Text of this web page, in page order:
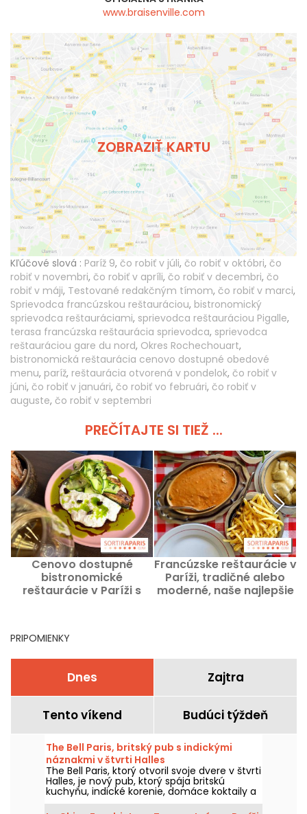
www.braisenville.com
ZOBRAZIŤ KARTU
Kľúčové slová : Paríž 9, čo robiť v júli, čo robiť v októbri, čo
robiť v novembri, čo robiť v apríli, čo robiť v decembri, čo
robiť v máji, Testované redakčným tímom, čo robiť v marci,
Sprievodca francúzskou reštauráciou, bistronomický
sprievodca reštauráciami, sprievodca reštauráciou Pigalle,
terasa francúzska reštaurácia sprievodca, sprievodca
reštauráciou gare du nord, Okres Rochechouart,
bistronomická reštaurácia cenovo dostupné obedové
menu, paríž, reštaurácia otvorená v pondelok, čo robiť v
júni, čo robiť v januári, čo robiť vo februári, čo robiť v
auguste, čo robiť v septembri
PREČÍTAJTE SI TIEŽ ...
Cenovo dostupné
bistronomické
reštaurácie v Paríži s
Francúzske reštaurácie v
Paríži, tradičné alebo
moderné, naše najlepšie
PRIPOMIENKY
Dnes Zajtra
Tento víkend Budúci týždeň
The Bell Paris, britský pub s indickými
náznakmi v štvrti Halles
The Bell Paris, ktorý otvoril svoje dvere v štvrti
Halles, je nový pub, ktorý spája britskú
kuchyňu, indické korenie, domáce koktaily a
remeselné pivá v interiéri od Jima